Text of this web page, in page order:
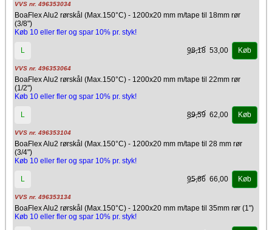
VVS nr. 496353034
BoaFlex Alu2 rørskål (Max.150°C) - 1200x20 mm m/tape til 18mm rør
(3/8")
Køb 10 eller fler og spar 10% pr. styk!
L 98,18 53,00 Køb
VVS nr. 496353064
BoaFlex Alu2 rørskål (Max.150°C) - 1200x20 mm m/tape til 22mm rør
(1/2")
Køb 10 eller fler og spar 10% pr. styk!
L 89,59 62,00 Køb
VVS nr. 496353104
BoaFlex Alu2 rørskål (Max.150°C) - 1200x20 mm m/tape til 28 mm rør
(3/4")
Køb 10 eller fler og spar 10% pr. styk!
L 95,86 66,00 Køb
VVS nr. 496353134
BoaFlex Alu2 rørskål (Max.150°C) - 1200x20 mm m/tape til 35mm rør (1")
Køb 10 eller fler og spar 10% pr. styk!